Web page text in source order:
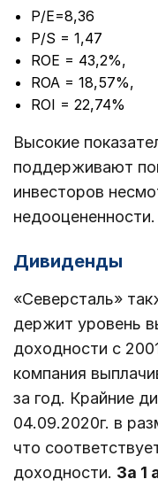
Р/Е=8,36
P/S = 1,47
ROE = 43,2%,
ROA = 18,57%,
ROI = 22,74%
Высокие
поддерживают
инвесторов
недооцененности.
Дивиденды
«Северсталь»
держит уровень
доходности с
компания
за год. Крайние
04.09.2020г. в
что
доходности. За 1